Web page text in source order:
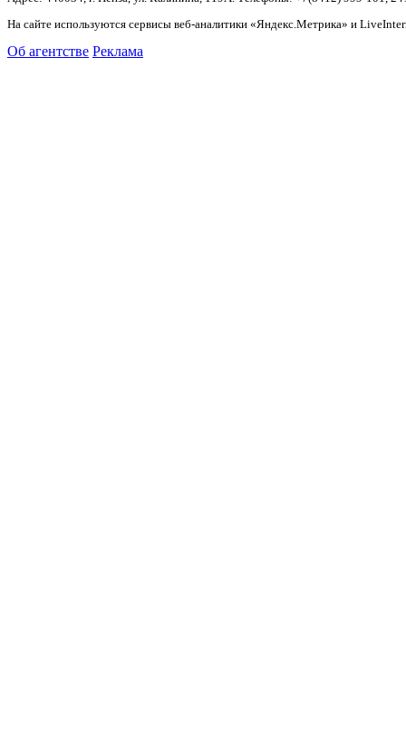
На сайте используются сервисы веб-аналитики «Яндекс.Метрика» и
Об агентстве Реклама